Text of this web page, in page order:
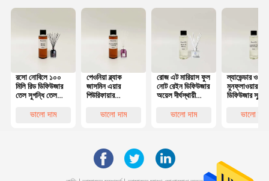
রসো নোবিলে ১০০
মিলি রিড ডিফিউজার
তেল সুগন্ধি তেল
ভালো দাম
পেওনিয়া ব্ল্যাক
জাসমিন এয়ার
পিউরিফায়ার
মোমবাতি সুগন্ধযুক্ত
ভালো দাম
রোজ এট মারিয়াস ফুল
নোট রেইন ডিফিউজার
অয়েল দীর্ঘস্থায়ী
ভালো দাম
ল্যাভেন্ডার ও
মুনফ্লাওয়ার রিড
ডিফিউজার
রিফিল তেল,
ভালো দাম